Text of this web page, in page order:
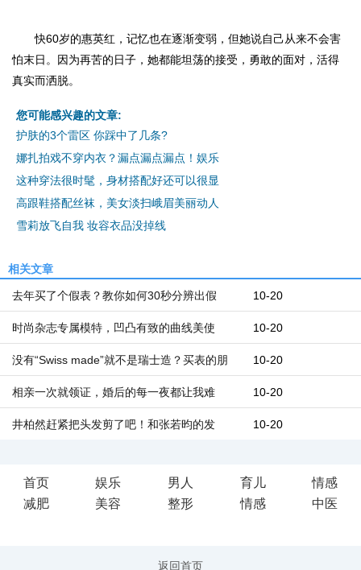
快60岁的惠英红，记忆也在逐渐变弱，但她说自己从来不会害
怕末日。因为再苦的日子，她都能坦荡的接受，勇敢的面对，活得
真实而洒脱。
您可能感兴趣的文章:
护肤的3个雷区 你踩中了几条?
娜扎拍戏不穿内衣？漏点漏点漏点！娱乐
这种穿法很时髦，身材搭配好还可以很显
高跟鞋搭配丝袜，美女淡扫峨眉美丽动人
雪莉放飞自我 妆容衣品没掉线
相关文章
10-20
去年买了个假表？教你如何30秒分辨出假
10-20
时尚杂志专属模特，凹凸有致的曲线美使
10-20
没有“Swiss made”就不是瑞士造？买表的朋
10-20
相亲一次就领证，婚后的每一夜都让我难
10-20
井柏然赶紧把头发剪了吧！和张若昀的发
首页 娱乐 男人 育儿
情感
减肥
美容 整形 情感 中医
返回首页